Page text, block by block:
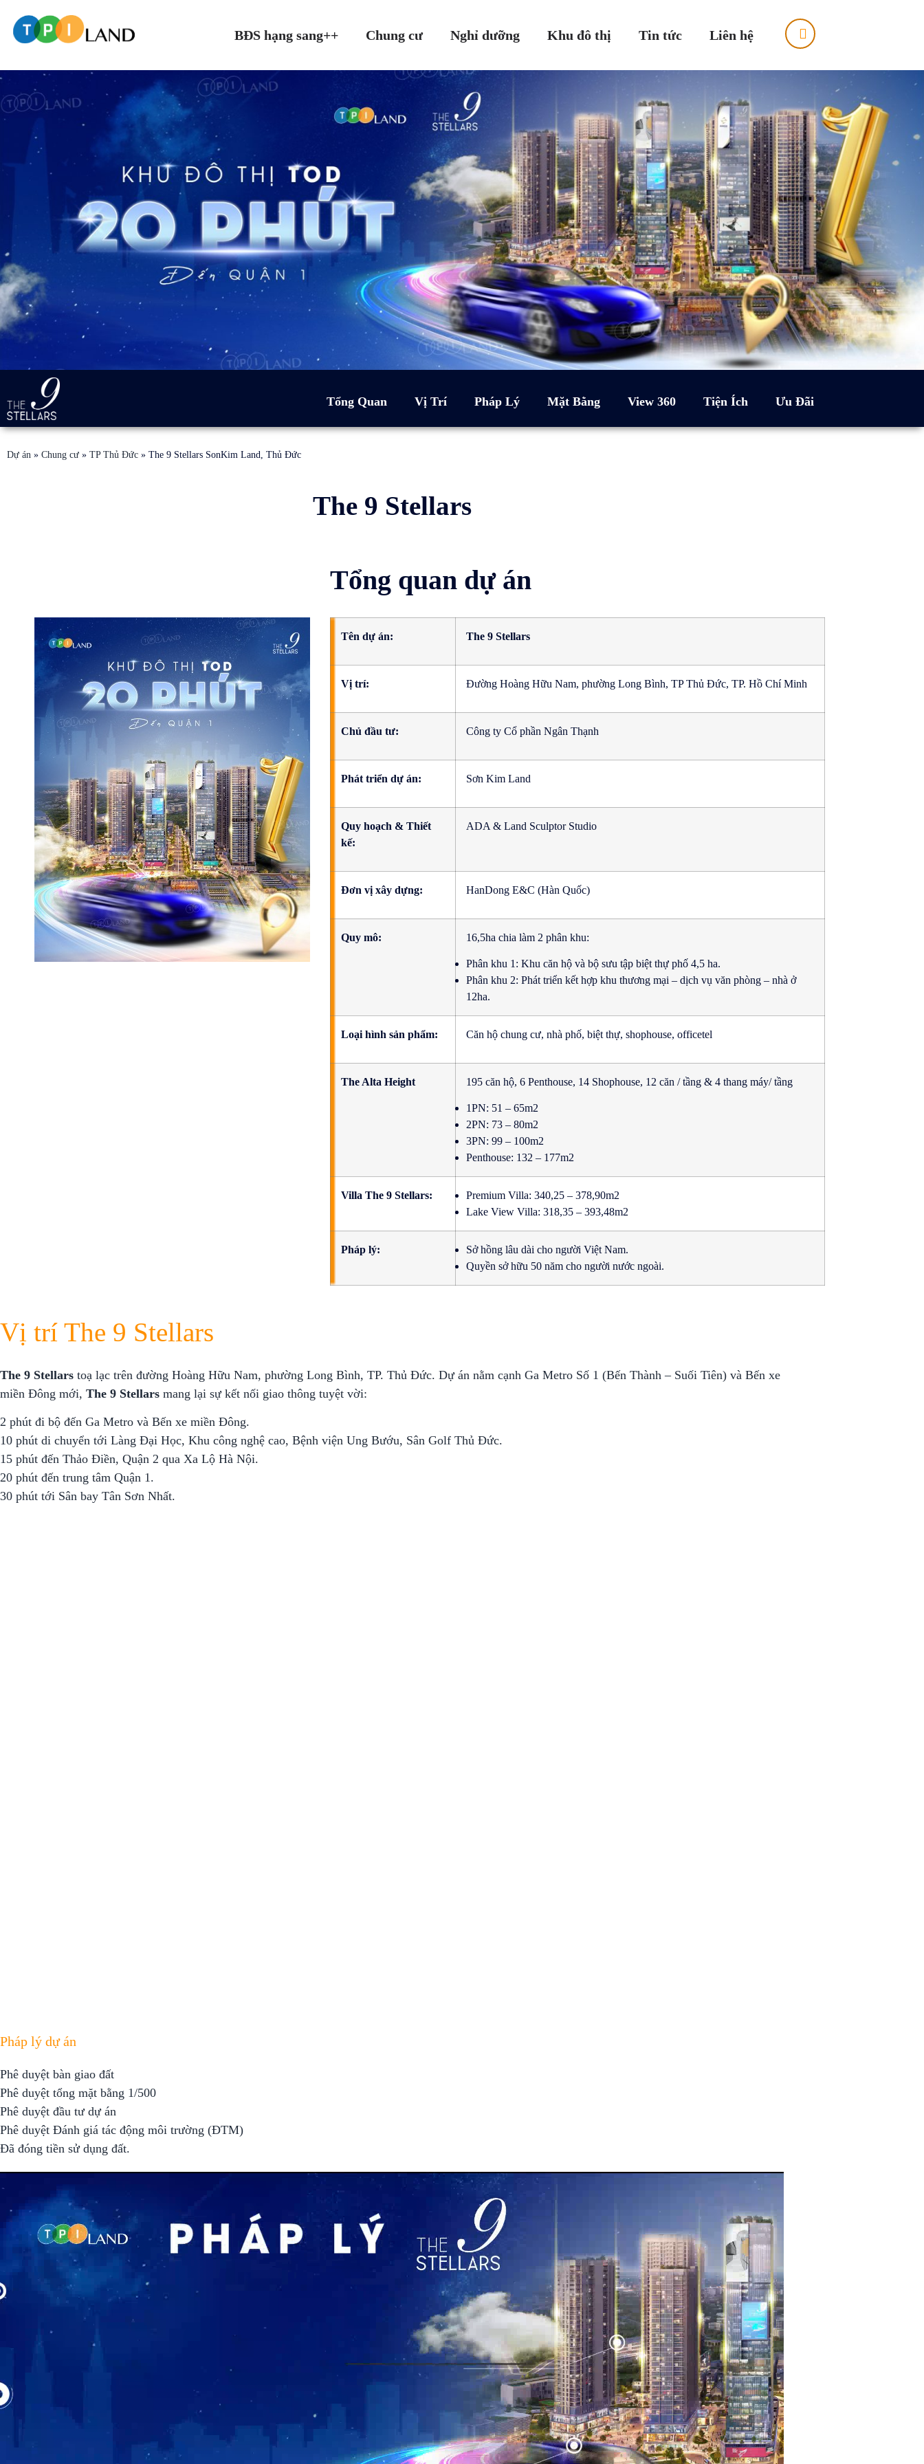
BĐS hạng sang++ Chung cư Nghỉ dưỡng Khu đô thị Tin tức Liên hệ
Tổng Quan Vị Trí Pháp Lý Mặt Bằng View 360 Tiện Ích Ưu Đãi
Dự án » Chung cư » TP Thủ Đức » The 9 Stellars SonKim Land, Thủ Đức
The 9 Stellars
Tổng quan dự án
Tên dự án: The 9 Stellars
Vị trí: Đường Hoàng Hữu Nam, phường Long Bình, TP Thủ Đức, TP. Hồ Chí Minh
Chủ đầu tư: Công ty Cổ phần Ngân Thạnh
Phát triển dự án: Sơn Kim Land
Quy hoạch & Thiết
kế:
ADA & Land Sculptor Studio
Đơn vị xây dựng: HanDong E&C (Hàn Quốc)
Quy mô: 16,5ha chia làm 2 phân khu:
Phân khu 1: Khu căn hộ và bộ sưu tập biệt thự phố 4,5 ha.
Phân khu 2: Phát triển kết hợp khu thương mại – dịch vụ văn phòng – nhà ở
12ha.
Loại hình sản phẩm: Căn hộ chung cư, nhà phố, biệt thự, shophouse, officetel
The Alta Height 195 căn hộ, 6 Penthouse, 14 Shophouse, 12 căn / tầng & 4 thang máy/ tầng
1PN: 51 – 65m2
2PN: 73 – 80m2
3PN: 99 – 100m2
Penthouse: 132 – 177m2
Villa The 9 Stellars:
Premium Villa: 340,25 – 378,90m2
Lake View Villa: 318,35 – 393,48m2
Pháp lý:
Sở hồng lâu dài cho người Việt Nam.
Quyền sở hữu 50 năm cho người nước ngoài.
Vị trí The 9 Stellars
The 9 Stellars toạ lạc trên đường Hoàng Hữu Nam, phường Long Bình, TP. Thủ Đức. Dự án nằm cạnh Ga Metro Số 1 (Bến Thành – Suối Tiên) và Bến xe
miền Đông mới, The 9 Stellars mang lại sự kết nối giao thông tuyệt vời:
2 phút đi bộ đến Ga Metro và Bến xe miền Đông.
10 phút di chuyển tới Làng Đại Học, Khu công nghệ cao, Bệnh viện Ung Bướu, Sân Golf Thủ Đức.
15 phút đến Thảo Điền, Quận 2 qua Xa Lộ Hà Nội.
20 phút đến trung tâm Quận 1.
30 phút tới Sân bay Tân Sơn Nhất.
Pháp lý dự án
Phê duyệt bàn giao đất
Phê duyệt tổng mặt bằng 1/500
Phê duyệt đầu tư dự án
Phê duyệt Đánh giá tác động môi trường (ĐTM)
Đã đóng tiền sử dụng đất.